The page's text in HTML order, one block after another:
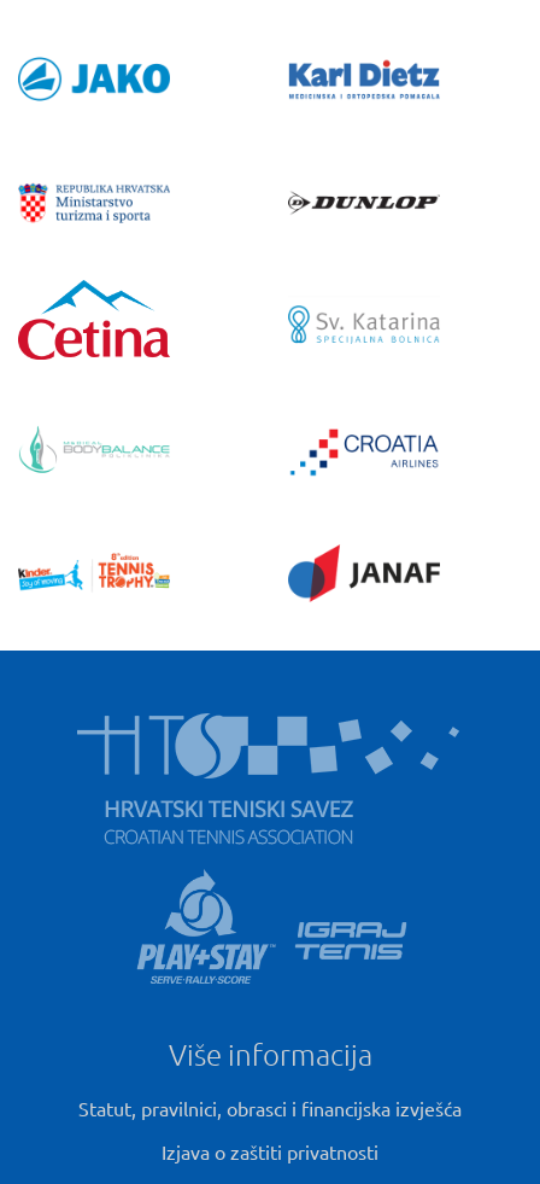
Više informacija
Statut, pravilnici, obrasci i financijska izvješća
Izjava o zaštiti privatnosti